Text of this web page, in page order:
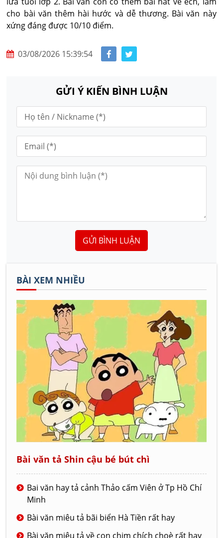
cho bài văn thêm hài hước và dễ thương. Bài văn này
xứng đáng được 10/10 điểm.
03/08/2026 15:39:54
GỬI Ý KIẾN BÌNH LUẬN
GỬI BÌNH LUẬN
BÀI XEM NHIỀU
Bài văn tả Shin cậu bé bút chì
Bai văn hay tả cảnh Thảo cấm Viên ở Tp Hồ Chí
Minh
Bài văn miêu tả bãi biển Hà Tiền rất hay
Bài văn miêu tả về con chim chích choè rất hay